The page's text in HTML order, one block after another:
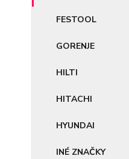
FESTOOL
GORENJE
HILTI
HITACHI
HYUNDAI
INÉ ZNAČKY